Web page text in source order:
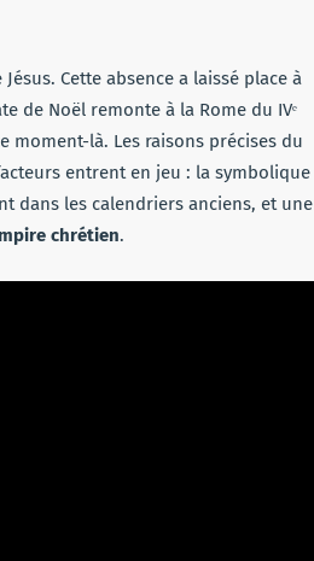
Cette absence a laissé place à
de Noël remonte à la Rome du IVᵉ
moment-là. Les raisons précises du
entrent en jeu : la symbolique
dans les calendriers anciens, et une
chrétien.